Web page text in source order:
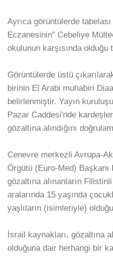
Ayrıca görüntülerde
Eczanesinin" Cebeliye
okulunun karşısında
Görüntülerde üstü
birinin El Arabi muhabiri
belirlenmiştir. Yayın
Pazar Caddesi'nde
gözaltına alındığını
Cenevre merkezli Avrupa-
Örgütü (Euro-Med) Başkanı
gözaltına alınanların
aralarında 15 yaşında
yaşlıların (isimleriyle)
İsrail kaynakları, gözaltına
olduğuna dair herhangi bir